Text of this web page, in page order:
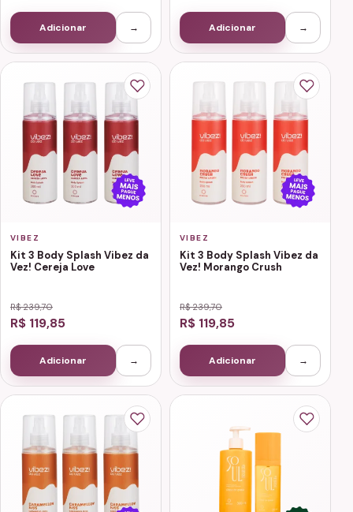
Adicionar → Adicionar →
VIBEZ
Kit 3 Body Splash Vibez da
Vez! Cereja Love
R$ 239,70
R$ 119,85
Adicionar →
VIBEZ
Kit 3 Body Splash Vibez da
Vez! Morango Crush
R$ 239,70
R$ 119,85
Adicionar →